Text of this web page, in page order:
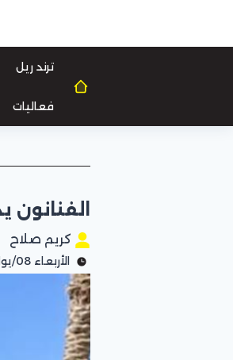
ترند ريل
فعاليات
كريم صلاح
الأربعاء 08/يوليو/2026 - 08:42 م